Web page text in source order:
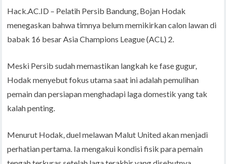
Hack.AC.ID – Pelatih Persib Bandung, Bojan Hodak
menegaskan bahwa timnya belum memikirkan calon lawan di
babak 16 besar Asia Champions League (ACL) 2.
Meski Persib sudah memastikan langkah ke fase gugur,
Hodak menyebut fokus utama saat ini adalah pemulihan
pemain dan persiapan menghadapi laga domestik yang tak
kalah penting.
Menurut Hodak, duel melawan Malut United akan menjadi
perhatian pertama. Ia mengakui kondisi fisik para pemain